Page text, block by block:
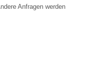
Anfragen werden